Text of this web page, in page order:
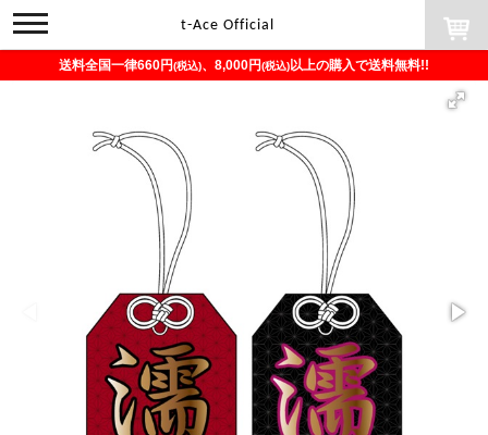
toggle
navigation
t-Ace Official
送料全国一律660円(税込)、8,000円(税込)以上の購入で送料無料!!